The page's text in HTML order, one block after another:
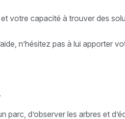
votre capacité à trouver des
n’hésitez pas à lui apporter
d’observer les arbres et